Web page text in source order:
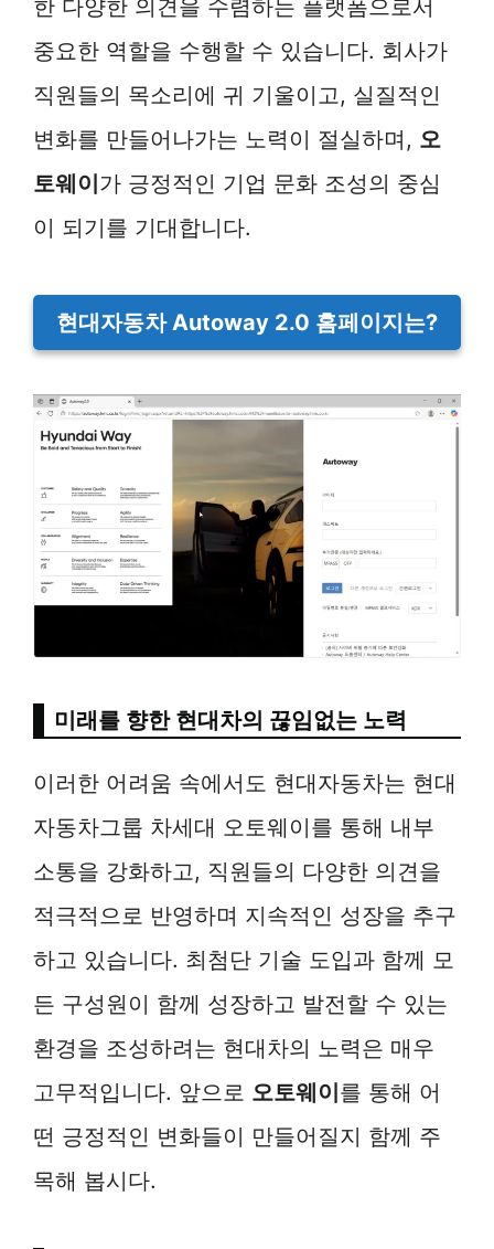
한 다양한 의견을 수렴하는 플랫폼으로서
중요한 역할을 수행할 수 있습니다. 회사가
직원들의 목소리에 귀 기울이고, 실질적인
변화를 만들어나가는 노력이 절실하며, 오
토웨이가 긍정적인 기업 문화 조성의 중심
이 되기를 기대합니다.
현대자동차 Autoway 2.0 홈페이지는?
미래를 향한 현대차의 끊임없는 노력
이러한 어려움 속에서도 현대자동차는 현대
자동차그룹 차세대 오토웨이를 통해 내부
소통을 강화하고, 직원들의 다양한 의견을
적극적으로 반영하며 지속적인 성장을 추구
하고 있습니다. 최첨단 기술 도입과 함께 모
든 구성원이 함께 성장하고 발전할 수 있는
환경을 조성하려는 현대차의 노력은 매우
고무적입니다. 앞으로 오토웨이를 통해 어
떤 긍정적인 변화들이 만들어질지 함께 주
목해 봅시다.